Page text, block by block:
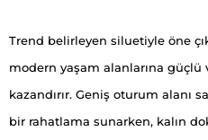
Trend belirleyen siluetiyle öne
modern yaşam alanlarına güçlü
kazandırır. Geniş oturum alanı
bir rahatlama sunarken, kalın